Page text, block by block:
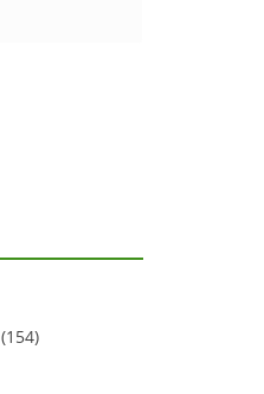
(154)